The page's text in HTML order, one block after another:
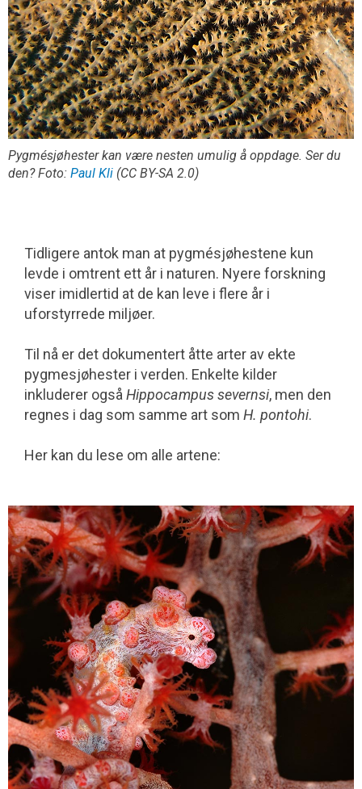
Pygmésjøhester kan være nesten umulig å oppdage. Ser du
den? Foto: Paul Kli (CC BY-SA 2.0)
Tidligere antok man at pygmésjøhestene kun
levde i omtrent ett år i naturen. Nyere forskning
viser imidlertid at de kan leve i flere år i
uforstyrrede miljøer.
Til nå er det dokumentert åtte arter av ekte
pygmesjøhester i verden. Enkelte kilder
inkluderer ogsåHippocampus severnsi, men den
regnes i dag som samme art som H. pontohi.
Her kan du lese om alle artene: